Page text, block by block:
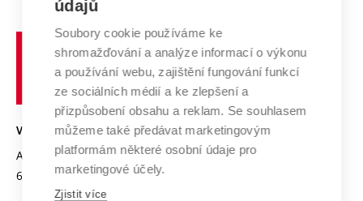
Systém zajišťování kvality výzkumu
Výzkumné infrastruktury
Transfer znalostí
Open Science
Projekty
Projekty ze strukturálních fondů
Specifický výzkum
Zahraniční spolupráce
Spolupráce se školami
Mezinárodní dohody
Univerzitní sítě
Profil univerzity
Udržitelná univerzita
Podnikavá univerzita / ContriBUTe
Bezpečná univerzita
Vyznamenání
Organizační struktura
učení
technické
Brně
VYSOKÉ UČENÍ TECHNICKÉ V BRNĚ
Antonínská 548/1
602 00 Brno
www.vut.cz
vut@vutbr.cz
údajů
Soubory cookie používáme ke
shromažďování a analýze informací o výkonu
a používání webu, zajištění fungování funkcí
ze sociálních médií a ke zlepšení a
přizpůsobení obsahu a reklam. Se souhlasem
můžeme také předávat marketingovým
platformám některé osobní údaje pro
marketingové účely.
Zjistit více